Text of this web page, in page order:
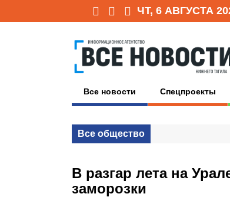
ЧТ, 6 АВГУСТА
Все новости Спецпроекты
Все общество
В разгар лета на
заморозки